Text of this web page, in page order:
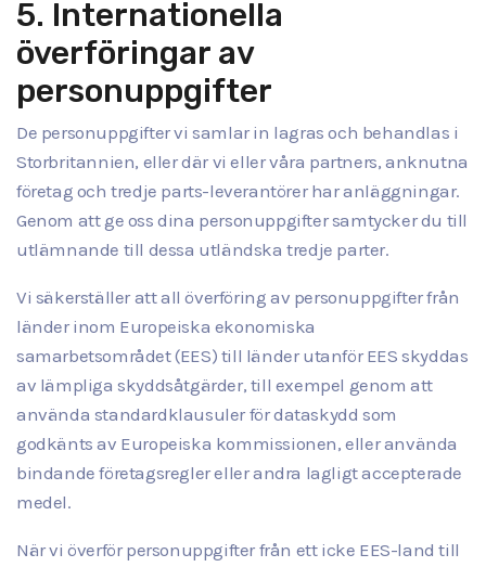
5. Internationella
överföringar av
personuppgifter
De personuppgifter vi samlar in lagras och behandlas i
Storbritannien, eller där vi eller våra partners, anknutna
företag och tredje parts-leverantörer har anläggningar.
Genom att ge oss dina personuppgifter samtycker du till
utlämnande till dessa utländska tredje parter.
Vi säkerställer att all överföring av personuppgifter från
länder inom Europeiska ekonomiska
samarbetsområdet (EES) till länder utanför EES skyddas
av lämpliga skyddsåtgärder, till exempel genom att
använda standardklausuler för dataskydd som
godkänts av Europeiska kommissionen, eller använda
bindande företagsregler eller andra lagligt accepterade
medel.
När vi överför personuppgifter från ett icke EES-land till